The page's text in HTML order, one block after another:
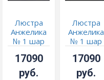
Люстра
Анжелика
№ 1 шар
17090
руб.
Люстра
Анжелика
№ 1 шар
17090
руб.